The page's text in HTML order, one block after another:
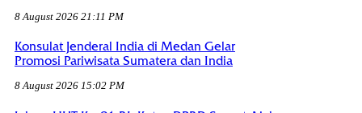
8 August 2026 21:11 PM
Konsulat Jenderal India di Medan Gelar
Promosi Pariwisata Sumatera dan India
8 August 2026 15:02 PM